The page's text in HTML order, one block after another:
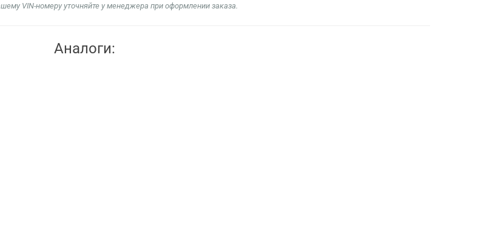
VIN-номеру уточняйте у менеджера при оформлении заказа.
Аналоги: